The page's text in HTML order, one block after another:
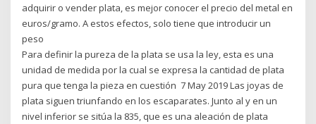
adquirir o vender plata, es mejor conocer el precio del metal en
euros/gramo. A estos efectos, solo tiene que introducir un
peso
Para definir la pureza de la plata se usa la ley, esta es una
unidad de medida por la cual se expresa la cantidad de plata
pura que tenga la pieza en cuestión 7 May 2019 Las joyas de
plata siguen triunfando en los escaparates. Junto al y en un
nivel inferior se sitúa la 835, que es una aleación de plata